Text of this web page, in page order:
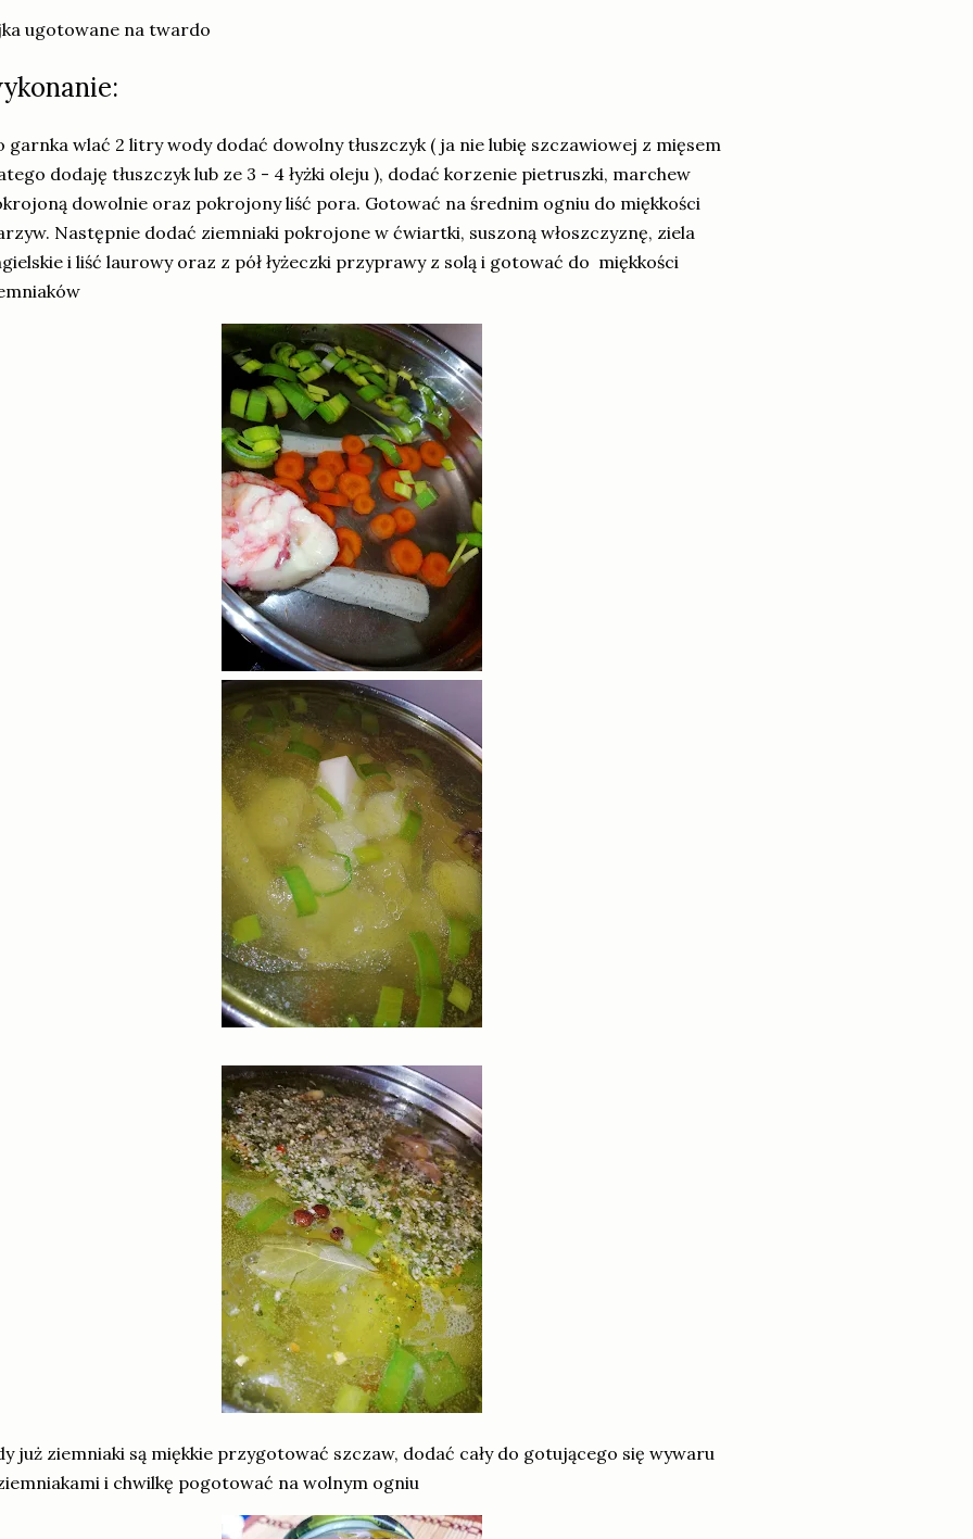
ugotowane na twardo
garnka wlać 2 litry wody dodać dowolny tłuszczyk ( ja nie lubię szczawiowej z mięsem
dodaję tłuszczyk lub ze 3 - 4 łyżki oleju ), dodać korzenie pietruszki, marchew
dowolnie oraz pokrojony liść pora. Gotować na średnim ogniu do miękkości
Następnie dodać ziemniaki pokrojone w ćwiartki, suszoną włoszczyznę, ziela
i liść laurowy oraz z pół łyżeczki przyprawy z solą i gotować do miękkości
już ziemniaki są miękkie przygotować szczaw, dodać cały do gotującego się wywaru
i chwilkę pogotować na wolnym ogniu